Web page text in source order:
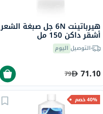
هيرباتينت 6N جل صبغة الشعر
أشقر داكن 150 مل
التوصيل اليوم
71.10
79
40% خصم